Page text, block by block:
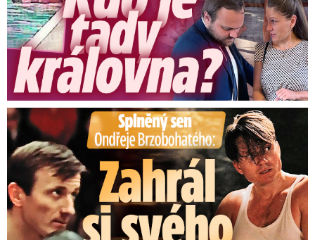
Splněný sen Ondřeje Brzobohatého: Zahrál si svého tátu